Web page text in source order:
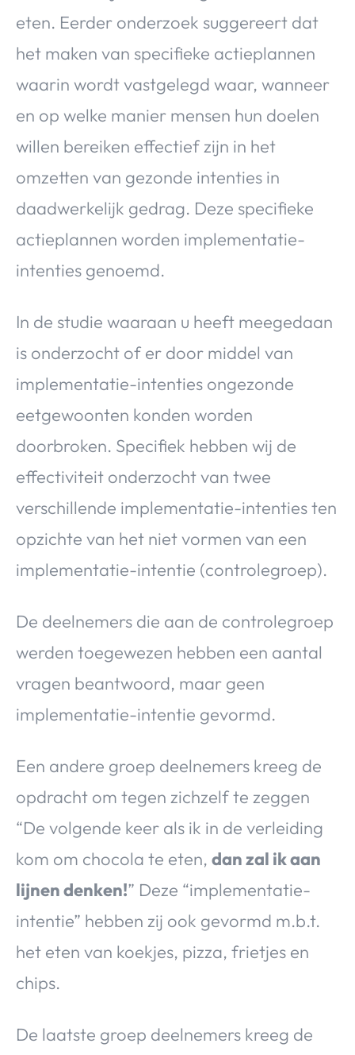
eten. Eerder onderzoek suggereert dat
het maken van specifieke actieplannen
waarin wordt vastgelegd waar, wanneer
en op welke manier mensen hun doelen
willen bereiken effectief zijn in het
omzetten van gezonde intenties in
daadwerkelijk gedrag. Deze specifieke
actieplannen worden implementatie-
intenties genoemd.
In de studie waaraan u heeft meegedaan
is onderzocht of er door middel van
implementatie-intenties ongezonde
eetgewoonten konden worden
doorbroken. Specifiek hebben wij de
effectiviteit onderzocht van twee
verschillende implementatie-intenties ten
opzichte van het niet vormen van een
implementatie-intentie (controlegroep).
De deelnemers die aan de controlegroep
werden toegewezen hebben een aantal
vragen beantwoord, maar geen
implementatie-intentie gevormd.
Een andere groep deelnemers kreeg de
opdracht om tegen zichzelf te zeggen
“De volgende keer als ik in de verleiding
kom om chocola te eten, dan zal ik aan
lijnen denken!” Deze “implementatie-
intentie” hebben zij ook gevormd m.b.t.
het eten van koekjes, pizza, frietjes en
chips.
De laatste groep deelnemers kreeg de